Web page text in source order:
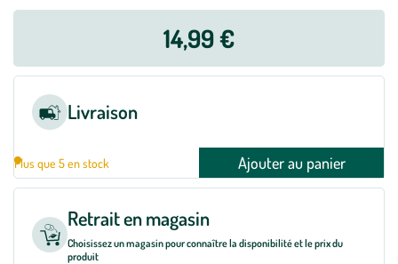
14,99 €
Livraison
Plus que 5 en stock Ajouter au panier
Retrait en magasin
Choisissez un magasin pour connaître la disponibilité et le prix du
produit